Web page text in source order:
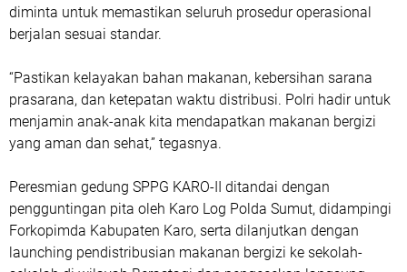
diminta untuk memastikan seluruh prosedur operasional
berjalan sesuai standar.
“Pastikan kelayakan bahan makanan, kebersihan sarana
prasarana, dan ketepatan waktu distribusi. Polri hadir untuk
menjamin anak-anak kita mendapatkan makanan bergizi
yang aman dan sehat,” tegasnya.
Peresmian gedung SPPG KARO-II ditandai dengan
pengguntingan pita oleh Karo Log Polda Sumut, didampingi
Forkopimda Kabupaten Karo, serta dilanjutkan dengan
launching pendistribusian makanan bergizi ke sekolah-